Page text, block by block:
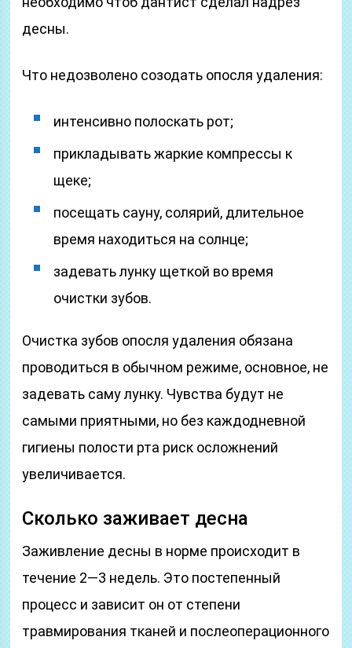
десны.
Что недозволено созодать опосля удаления:
интенсивно полоскать рот;
прикладывать жаркие компрессы к
щеке;
посещать сауну, солярий, длительное
время находиться на солнце;
задевать лунку щеткой во время
очистки зубов.
Очистка зубов опосля удаления обязана
проводиться в обычном режиме, основное, не
задевать саму лунку. Чувства будут не
самыми приятными, но без каждодневной
гигиены полости рта риск осложнений
увеличивается.
Сколько заживает десна
Заживление десны в норме происходит в
течение 2—3 недель. Это постепенный
процесс и зависит он от степени
травмирования тканей и послеоперационного